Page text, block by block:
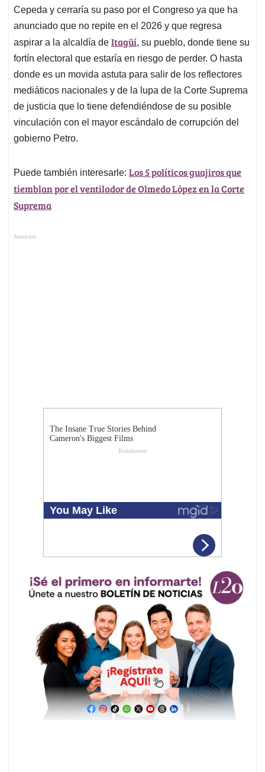
Cepeda y cerraría su paso por el Congreso ya que ha
anunciado que no repite en el 2026 y que regresa
aspirar a la alcaldía de Itagüí, su pueblo, donde tiene su
fortín electoral que estaría en riesgo de perder. O hasta
donde es un movida astuta para salir de los reflectores
mediáticos nacionales y de la lupa de la Corte Suprema
de justicia que lo tiene defendiéndose de su posible
vinculación con el mayor escándalo de corrupción del
gobierno Petro.
Puede también interesarle: Los 5 políticos guajiros que
tiemblan por el ventilador de Olmedo López en la Corte
Suprema
Anuncios.